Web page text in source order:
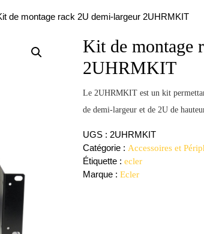
de montage rack 2U demi-largeur 2UHRMKIT
Kit de montage
2UHRMKIT
Le 2UHRMKIT est un kit
de demi-largeur et de 2U de
UGS : 2UHRMKIT
Catégorie : Accessoires et
Étiquette : ecler
Marque : Ecler